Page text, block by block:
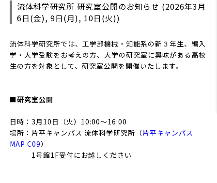
流体科学研究所 研究室公開のお知らせ (2026年3月
6日(金), 9日(月), 10日(火))
流体科学研究所では、工学部機械・知能系の新３年生、編入
学・大学受験をお考えの方、大学の研究室に興味がある高校
生の方を対象として、研究室公開を開催いたします。
■研究室公開
日時：3月10日（火）10:00〜16:00
場所：片平キャンパス 流体科学研究所（片平キャンパス
MAP C09）
1号館1F受付にお越しください